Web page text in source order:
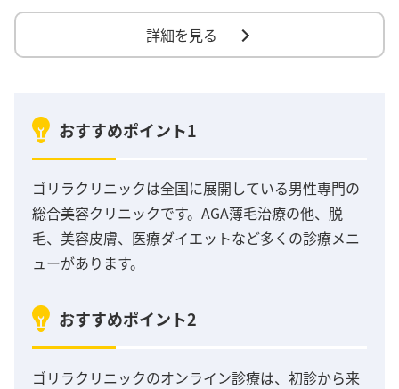
詳細を見る
おすすめポイント1
ゴリラクリニックは全国に展開している男性専門の
総合美容クリニックです。AGA薄毛治療の他、脱
毛、美容皮膚、医療ダイエットなど多くの診療メニ
ューがあります。
おすすめポイント2
ゴリラクリニックのオンライン診療は、初診から来